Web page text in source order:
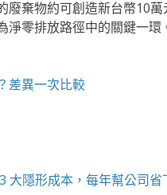
廢棄物約可創造新台幣10
淨零排放路徑中的關鍵一環
差異一次比較
大隱形成本，每年幫公司省